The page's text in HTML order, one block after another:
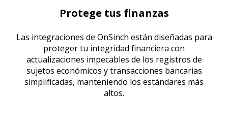
Protege tus finanzas
Las integraciones de OnSinch están diseñadas para
proteger tu integridad financiera con
actualizaciones impecables de los registros de
sujetos económicos y transacciones bancarias
simplificadas, manteniendo los estándares más
altos.